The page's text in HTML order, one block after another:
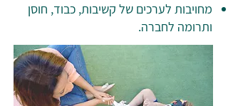
מחויבות לערכים של קשיבות, כבוד, חוסן
ותרומה לחברה.